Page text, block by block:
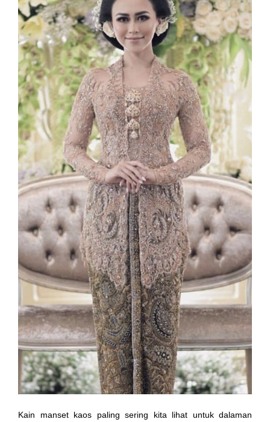
Kain manset kaos paling sering kita lihat untuk dalaman